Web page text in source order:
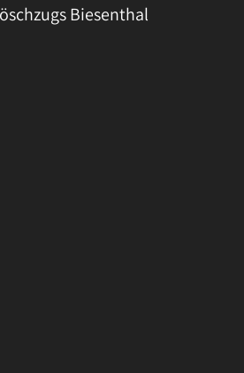
Biesenthal